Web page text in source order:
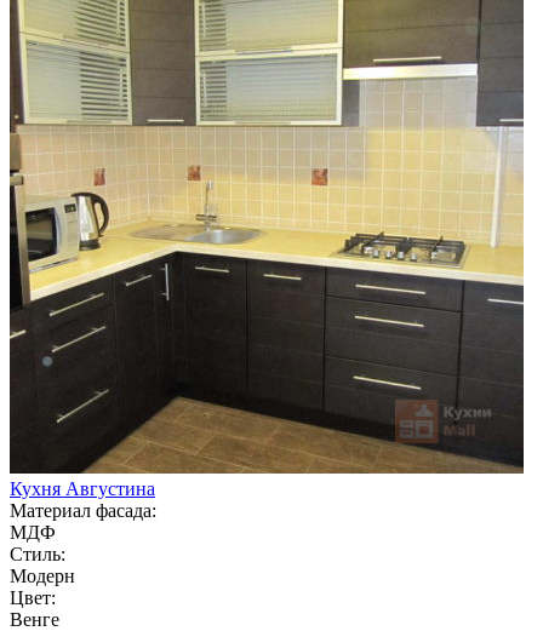
Кухня Августина
Материал фасада:
МДФ
Стиль:
Модерн
Цвет:
Венге